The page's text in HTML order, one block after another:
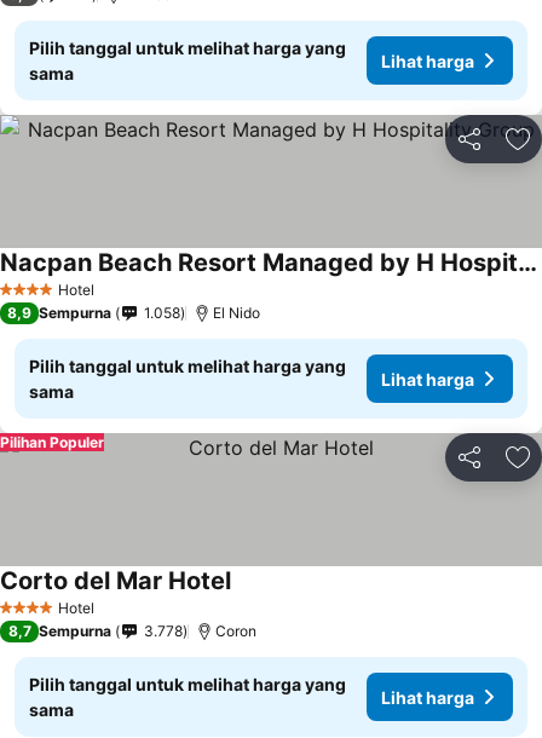
Pilih tanggal untuk melihat harga yang
sama
Lihat harga
Bagikan
4 BintangHotel
Nacpan Beach Resort Managed by H Hospitality Group
Lihat harga
8,9 Sempurna 1.058 El Nido
Pilih tanggal untuk melihat harga yang
sama
Lihat harga
Bagikan
Pilihan Populer
4 BintangHotel
Corto del Mar HotelLihat harga
8,7 Sempurna 3.778 Coron
Pilih tanggal untuk melihat harga yang
sama
Lihat harga